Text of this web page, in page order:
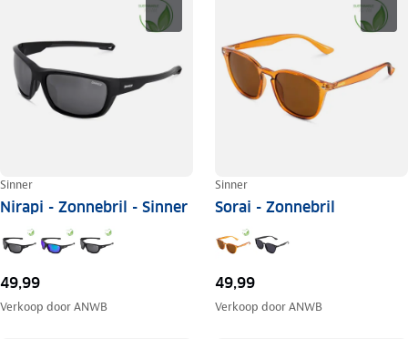
Sinner
Nirapi - Zonnebril - Sinner
49,99
Verkoop doorANWB
Sinner
Sorai - Zonnebril
49,99
Verkoop doorANWB